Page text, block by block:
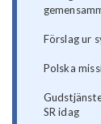
Förslag ur
Polska
SR idag